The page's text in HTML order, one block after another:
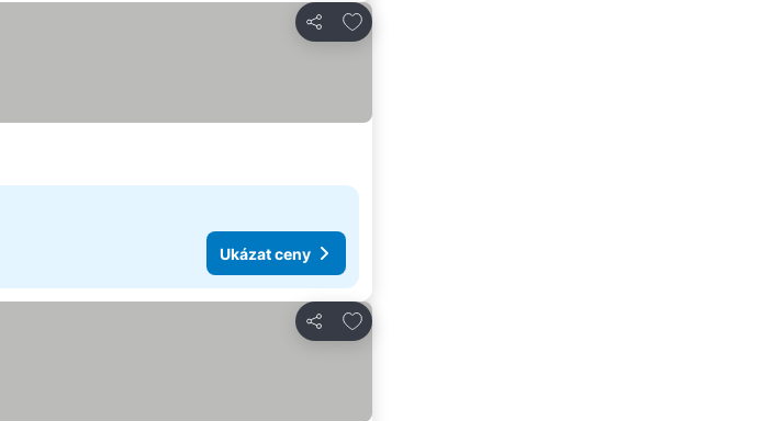
Sdílet
Přidat na seznam oblíbených hotelů
Ukázat ceny
Sdílet
Přidat na seznam oblíbených hotelů